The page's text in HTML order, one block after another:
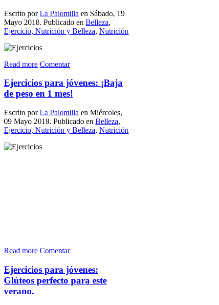
Escrito porLa Palomilla en Sábado, 19
Mayo 2018. Publicado en Belleza,
Ejercicio, Nutrición y Belleza, Nutrición
Read more Comentar
Ejercicios para jóvenes: ¡Baja
de peso en 1 mes!
Escrito porLa Palomilla en Miércoles,
09 Mayo 2018. Publicado en Belleza,
Ejercicio, Nutrición y Belleza, Nutrición
Read more Comentar
Ejercicios para jóvenes:
Glúteos perfecto para este
verano.